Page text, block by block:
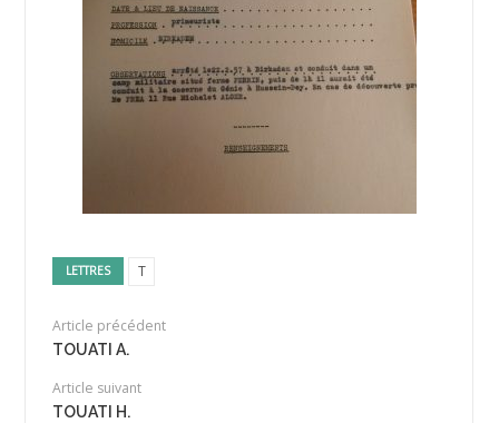
LETTRES T
Article précédent
TOUATI A.
Article suivant
TOUATI H.